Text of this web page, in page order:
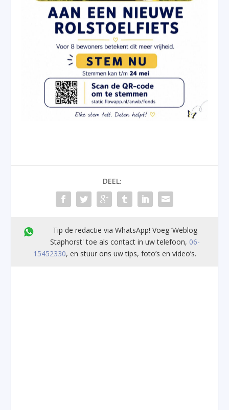
DEEL:
Tip de redactie via WhatsApp! Voeg ’Weblog
Staphorst' toe als contact in uw telefoon, 06-
15452330, en stuur ons uw tips, foto’s en video’s.